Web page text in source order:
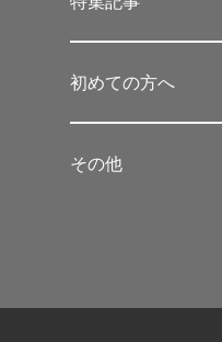
初めての方へ
その他